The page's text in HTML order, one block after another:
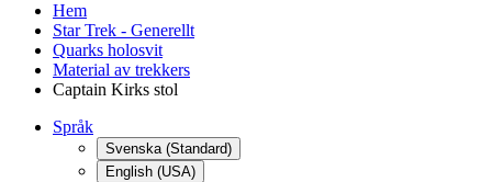
Hem
Star Trek - Generellt
Quarks holosvit
Material av trekkers
Captain Kirks stol
Språk
Svenska (Standard)
English (USA)